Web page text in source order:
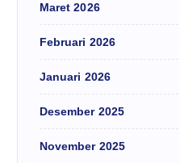
Maret 2026
Februari 2026
Januari 2026
Desember 2025
November 2025